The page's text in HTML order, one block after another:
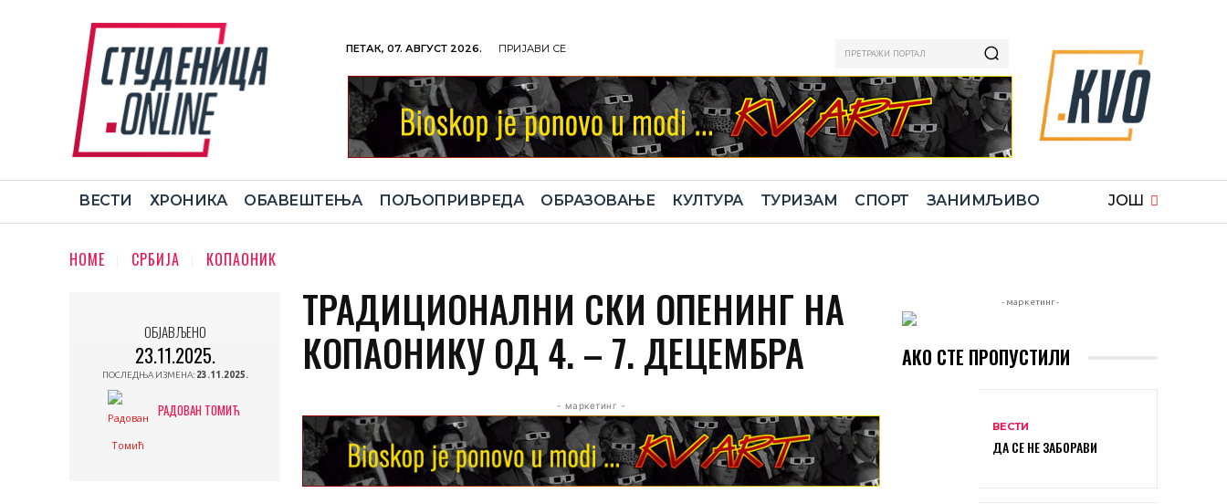
ПЕТАК, 07. АВГУСТ 2026. ПРИЈАВИ СЕ ПРЕТРАЖИ ПОРТАЛ
ВЕСТИ ХРОНИКА ОБАВЕШТЕЊА ПОЉОПРИВРЕДА ОБРАЗОВАЊЕ КУЛТУРА TУРИЗАМ СПОРТ ЗАНИМЉИВО ЈОШ
HOME СРБИЈА КОПАОНИК
ОБЈАВЉЕНО
23.11.2025.
ПОСЛЕДЊА ИЗМЕНА: 23.11.2025.
РАДОВАН ТОМИЋ
ТРАДИЦИОНАЛНИ СКИ ОПЕНИНГ НА
КОПАОНИКУ ОД 4. – 7. ДЕЦЕМБРА
- маркетинг -
- маркетинг -
АКО СТЕ ПРОПУСТИЛИ
ВЕСТИ
ДА СЕ НЕ ЗАБОРАВИ